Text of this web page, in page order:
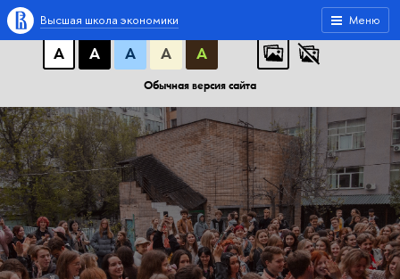
A A A АБB
АБB
А
А А А А
Обычная версия сайта
Меню
Высшая школа экономики